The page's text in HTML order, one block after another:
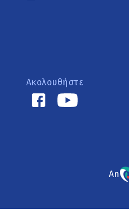
Ακολουθήστε
An